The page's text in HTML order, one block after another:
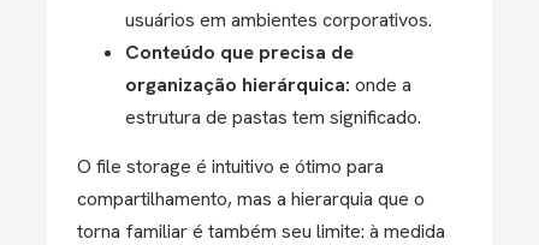
usuários em ambientes corporativos.
Conteúdo que precisa de
organização hierárquica: onde a
estrutura de pastas tem significado.
O file storage é intuitivo e ótimo para
compartilhamento, mas a hierarquia que o
torna familiar é também seu limite: à medida